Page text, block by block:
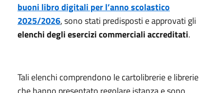
buoni libro digitali per l’anno scolastico
2025/2026, sono stati predisposti e approvati gli
elenchi degli esercizi commerciali accreditati.
Tali elenchi comprendono le cartolibrerie e librerie